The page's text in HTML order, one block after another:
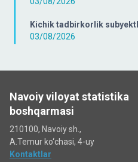
Kichik tadbirkorlik
03/08/2026
Navoiy viloyat statistika
boshqarmasi
210100, Navoiy sh.,
A.Temur ko‘chаsi, 4-uy
Kontaktlar